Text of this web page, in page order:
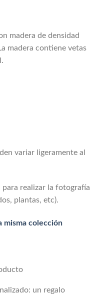
madera de densidad
madera contiene vetas
variar ligeramente al
realizar la fotografía
plantas, etc).
misma colección
un regalo